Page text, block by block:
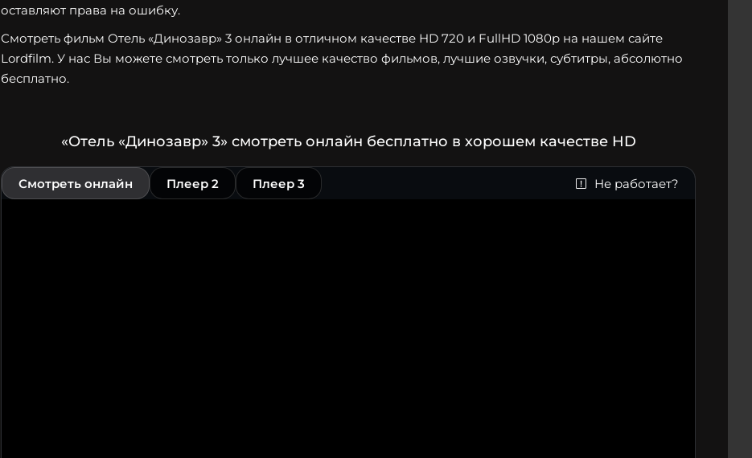
оставляют права на ошибку.
Смотреть фильм Отель «Динозавр» 3 онлайн в отличном качестве HD 720 и FullHD 1080p на нашем сайте
Lordfilm. У нас Вы можете смотреть только лучшее качество фильмов, лучшие озвучки, субтитры, абсолютно
бесплатно.
«Отель «Динозавр» 3» смотреть онлайн бесплатно в хорошем качестве HD
Смотреть онлайн Плеер 2 Плеер 3 Не работает?